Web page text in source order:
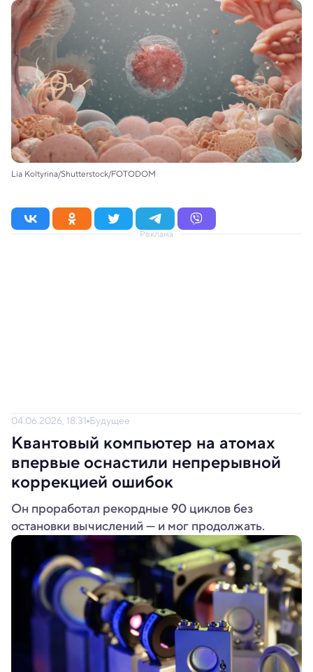
Lia Koltyrina/Shutterstock/FOTODOM
Реклама
04.06.2026, 18:31 Будущее
Квантовый компьютер на атомах
впервые оснастили непрерывной
коррекцией ошибок
Он проработал рекордные 90 циклов без
остановки вычислений — и мог продолжать.